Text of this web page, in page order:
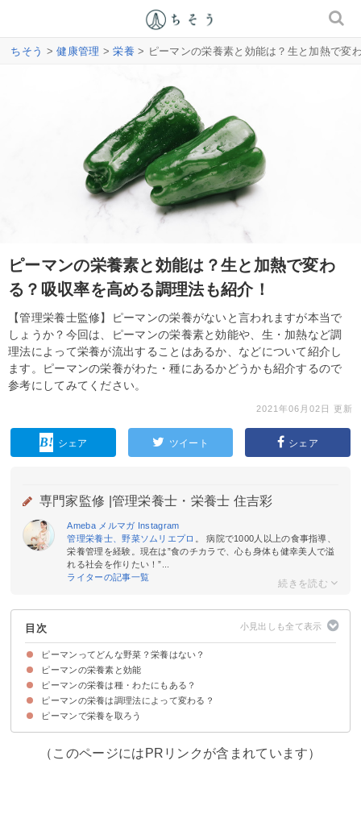
ちそう >健康管理 >栄養 > ピーマンの栄養素と効能は？生と加熱で変
ピーマンの栄養素と効能は？生と加熱で変わ
る？吸収率を高める調理法も紹介！
【管理栄養士監修】ピーマンの栄養がないと言われますが本当で
しょうか？今回は、ピーマンの栄養素と効能や、生・加熱など調
理法によって栄養が流出することはあるか、などについて紹介し
ます。ピーマンの栄養がわた・種にあるかどうかも紹介するので
参考にしてみてください。
2021年06月02日 更新
シェア ツイート シェア
専門家監修 | 管理栄養士・栄養士 住吉彩
Ameba メルマガ Instagram
管理栄養士、野菜ソムリエプロ
。 病院で1000人以上の食事指導、
栄養管理を経験。現在は”食のチカラで、心も身体も健幸美人で溢
れる社会を作りたい！”...
ライターの記事一覧
目次
ピーマンってどんな野菜？栄養はない？
ピーマンは栄養豊富
ピーマンの旬
新鮮なピーマンの選び方
ピーマンの栄養素と効能
①ビタミンC
②ß-カロテン
③ビタミンE
④ピラジン
⑤クエルシトリン
⑥食物繊維
ピーマンの栄養は種・わたにもある？
ピーマンの種・わたにも栄養はある
ピーマンの栄養は調理法によって変わる？
加熱しても生と変わらない
油での加熱調理で栄養の吸収率がアップ
ピーマンで栄養を取ろう
（このページにはPRリンクが含まれています）